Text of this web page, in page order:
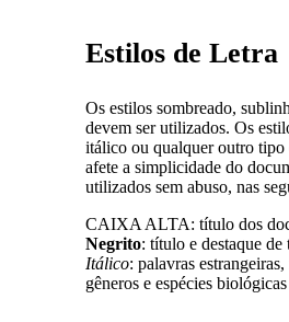
Estilos de Letra
Os estilos sombreado,
devem ser utilizados. Os
itálico ou qualquer outro tipo
afete a simplicidade do
utilizados sem abuso, nas
CAIXA ALTA: título dos
Negrito: título e destaque de
Itálico: palavras
gêneros e espécies biológicas